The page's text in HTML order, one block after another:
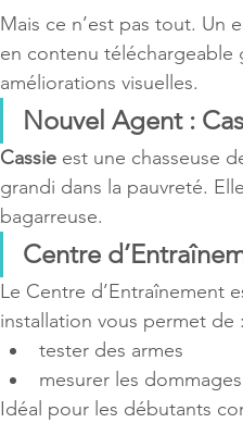
Mais ce n’est pas tout. Un
en contenu téléchargeable
améliorations visuelles.
Nouvel Agent :
Cassie est une chasseuse
grandi dans la pauvreté.
bagarreuse.
Centre
Le Centre d’Entraînement
installation vous permet de :
tester des armes
mesurer les
Idéal pour les débutants